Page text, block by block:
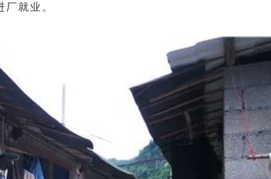
就业。